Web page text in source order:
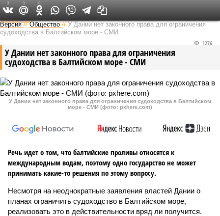
Федеральный выпуск
Версия //Общество //У Дании нет законного права для ограничения
судоходства в Балтийском море - СМИ
У Дании нет законного права для ограничения
судоходства в Балтийском море - СМИ
1276
У Дании нет законного права для ограничения судоходства в Балтийском
море - СМИ (фото: pxhere.com)
Речь идет о том, что балтийские проливы относятся к
международным водам, поэтому одно государство не может
принимать какие-то решения по этому вопросу.
Несмотря на неоднократные заявления властей Дании о
планах ограничить судоходство в Балтийском море,
реализовать это в действительности вряд ли получится.
0 0 0